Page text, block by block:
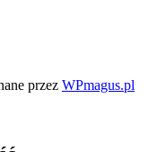
przez WPmagus.pl